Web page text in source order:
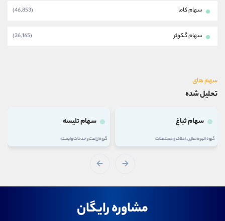
سهام کاما (46,853)
سهام گکوثر (36,165)
سهم های
تحلیل شده
سهام ثباغ
گروه انبوه سازی، املاک و مستغلات
سهام تلیسه
گروه زراعت و خدمات وابسته
مشاوره رایگان